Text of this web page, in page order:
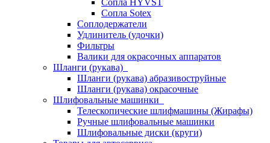
Сопла HYVST
Сопла Sotex
Соплодержатели
Удлинитель (удочки)
Фильтры
Валики для окрасочных аппаратов
Шланги (рукава)
Шланги (рукава) абразивоструйные
Шланги (рукава) окрасочные
Шлифовальные машинки
Телескопические шлифмашины (Жирафы)
Ручные шлифовальные машинки
Шлифовальные диски (круги)